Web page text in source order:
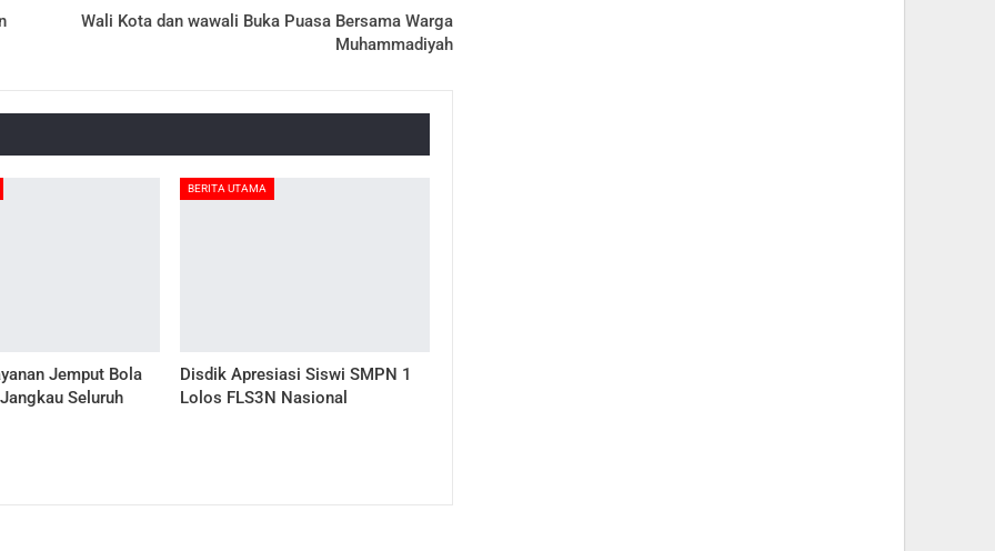
Wali Kota dan wawali Buka Puasa Bersama Warga
Muhammadiyah
Jemput Bola
Seluruh
BERITA UTAMA
Disdik Apresiasi Siswi SMPN 1
Lolos FLS3N Nasional